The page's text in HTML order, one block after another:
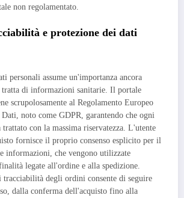
non regolamentato.
e protezione dei dati
personali assume un'importanza ancora
tratta di informazioni sanitarie. Il portale
scrupolosamente al Regolamento Europeo
noto come GDPR, garantendo che ogni
trattato con la massima riservatezza. L'utente
fornisce il proprio consenso esplicito per il
informazioni, che vengono utilizzate
legate all'ordine e alla spedizione.
degli ordini consente di seguire
dalla conferma dell'acquisto fino alla